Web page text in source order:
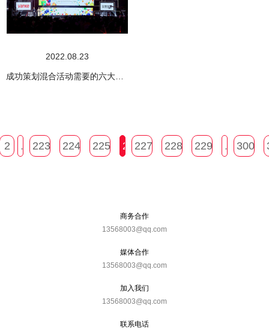
2022.08.23
2 ... 223 224 225 226227 228 229 ... 300
商务合作
13568003@qq.com
媒体合作
13568003@qq.com
加入我们
13568003@qq.com
联系电话